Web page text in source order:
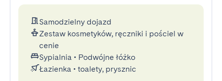
Samodzielny dojazd
Zestaw kosmetyków, ręczniki i pościel w
cenie
Sypialnia • Podwójne łóżko
Łazienka • toalety, prysznic